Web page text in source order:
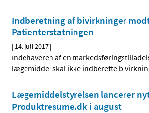
Indberetning af bivirkninger
Patienterstatningen
| 14. juli 2017 |
Indehaveren af en
lægemiddel skal ikke indberette
Lægemiddelstyrelsen lancerer
Produktresume.dk i august